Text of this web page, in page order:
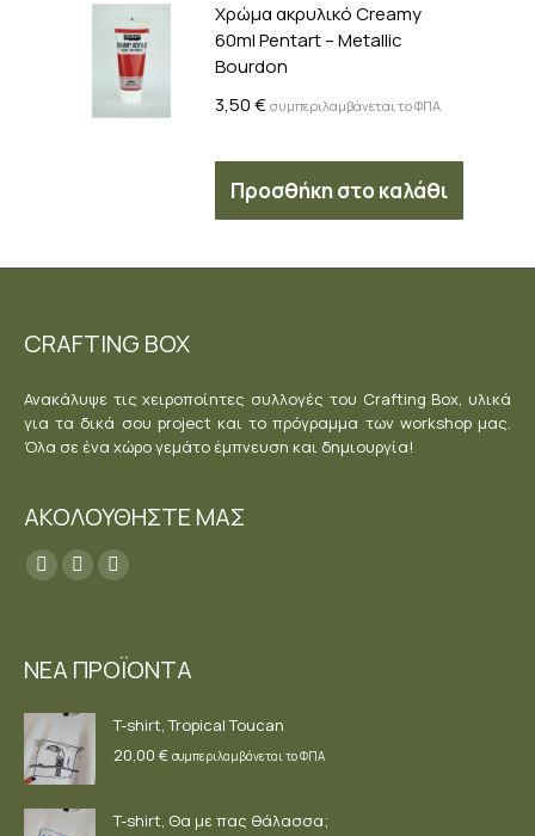
Χρώμα ακρυλικό Creamy
60ml Pentart – Metallic
Bourdon
3,50€ συμπεριλαμβάνεται το ΦΠΑ
Προσθήκη στο καλάθι
CRAFTING BOX
Ανακάλυψε τις χειροποίητες συλλογές του Crafting Box, υλικά
για τα δικά σου project και το πρόγραμμα των workshop μας.
Όλα σε ένα χώρο γεμάτο έμπνευση και δημιουργία!
ΑΚΟΛΟΥΘΗΣΤΕ ΜΑΣ
Find us on:
Facebook
in
window
YouTube
window
Instagram
in
window
ΝΕΑ ΠΡΟΪΟΝΤΑ
T-shirt, Tropical Toucan
20,00 € συμπεριλαμβάνεται το ΦΠΑ
T-shirt, Θα με πας θάλασσα;